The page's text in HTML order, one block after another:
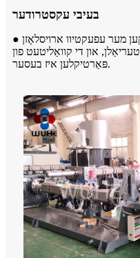
בעיבי עקסטרודער
● צוויי-שטאפליגע עקסטרודער קען מער עפעקטיוו ארויסלאָזן
און די קוואַליטעט פון
פּאַרטיקלען איז בעסער.